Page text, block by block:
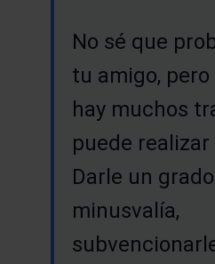
No sé que
tu amigo,
hay muchos
puede realizar
Darle un
minusvalía,